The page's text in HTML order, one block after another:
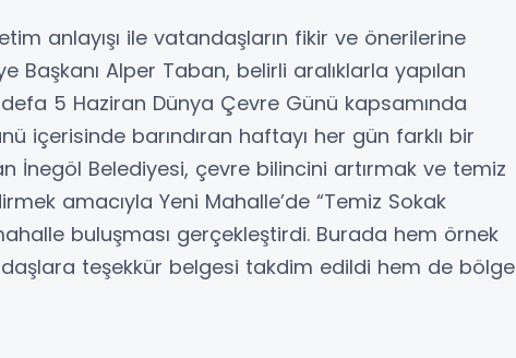
anlayışı ile vatandaşların fikir ve önerilerine
Başkanı Alper Taban, belirli aralıklarla yapılan
5 Haziran Dünya Çevre Günü kapsamında
içerisinde barındıran haftayı her gün farklı bir
İnegöl Belediyesi, çevre bilincini artırmak ve temiz
amacıyla Yeni Mahalle’de “Temiz Sokak
buluşması gerçekleştirdi. Burada hem örnek
teşekkür belgesi takdim edildi hem de bölge